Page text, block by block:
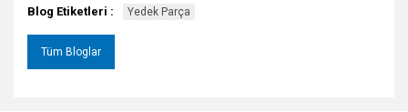
Blog Etiketleri : Yedek Parça
Tüm Bloglar